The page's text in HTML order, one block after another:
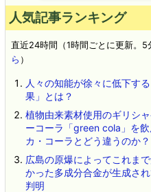
人気記事ランキング
直近24時間（1時間ごとに更新。5
ら ）
人々の知能が徐々に低下す
果」とは？
植物由来素材使用のギリシ
ーコーラ「green cola」を
カ・コーラとどう違うのか？
広島の原爆によってこれま
かった多成分合金が生成さ
判明